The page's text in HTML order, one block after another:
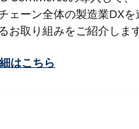
ェーン全体の製造業DXを
お取り組みをご紹介します
はこちら